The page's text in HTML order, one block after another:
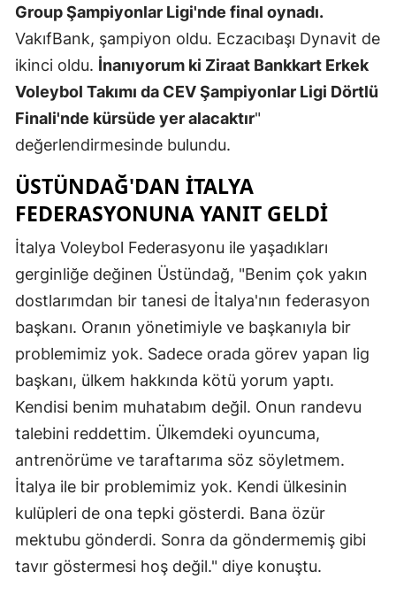
Kırıkkale
Batman
Ardahan
Iğdır
Yalova
Karabük
Kilis
Osmaniye
Group Şampiyonlar Ligi'nde final oynadı.
VakıfBank, şampiyon oldu. Eczacıbaşı Dynavit de
ikinci oldu. İnanıyorum ki Ziraat Bankkart Erkek
Voleybol Takımı da CEV Şampiyonlar Ligi Dörtlü
Finali'nde kürsüde yer alacaktır"
değerlendirmesinde bulundu.
ÜSTÜNDAĞ'DAN İTALYA
FEDERASYONUNA YANIT GELDI
İtalya Voleybol Federasyonu ile yaşadıkları
gerginliğe değinen Üstündağ, "Benim çok yakın
dostlarımdan bir tanesi de İtalya'nın federasyon
başkanı. Oranın yönetimiyle ve başkanıyla bir
problemimiz yok. Sadece orada görev yapan lig
başkanı, ülkem hakkında kötü yorum yaptı.
Kendisi benim muhatabım değil. Onun randevu
talebini reddettim. Ülkemdeki oyuncuma,
antrenörüme ve taraftarıma söz söyletmem.
İtalya ile bir problemimiz yok. Kendi ülkesinin
kulüpleri de ona tepki gösterdi. Bana özür
mektubu gönderdi. Sonra da göndermemiş gibi
tavır göstermesi hoş değil." diye konuştu.